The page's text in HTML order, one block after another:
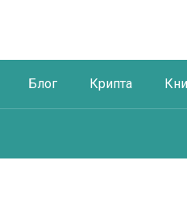
Блог Крипта